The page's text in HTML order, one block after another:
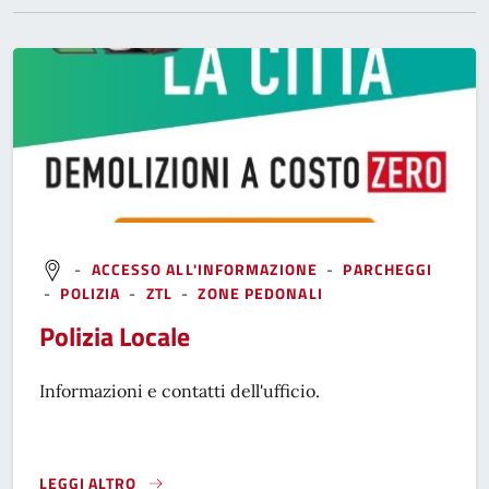
- ACCESSO ALL'INFORMAZIONE - PARCHEGGI
- POLIZIA - ZTL -ZONE PEDONALI
Polizia Locale
Informazioni e contatti dell'ufficio.
LEGGI ALTRO